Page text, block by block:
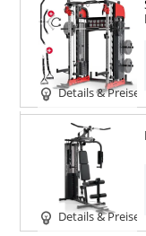
Details & Preise
Details & Preise